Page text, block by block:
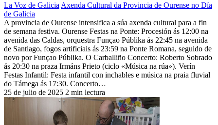
La Voz de Galicia Axenda Cultural da Provincia de Ourense no Día
de Galicia
A provincia de Ourense intensifica a súa axenda cultural para a fin
de semana festiva. Ourense Festas na Ponte: Procesión ás 12:00 na
avenida das Caldas, orquestra Funçao Públika ás 22:45 na avenida
de Santiago, fogos artificiais ás 23:59 na Ponte Romana, seguido de
novo por Funçao Públika. O Carballiño Concerto: Roberto Sobrado
ás 20:30 na praza Irmáns Prieto (ciclo «Música na rúa»). Verín
Festas Infantil: Festa infantil con inchables e música na praia fluvial
do Támega ás 17:30. Concerto…
25 de julio de 2025 2 min lectura